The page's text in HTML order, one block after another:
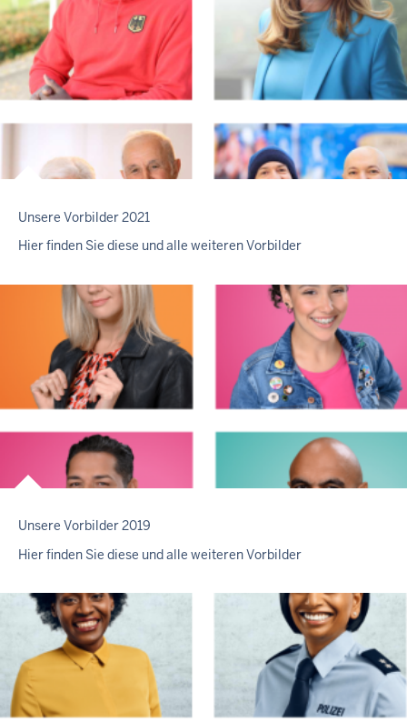
Unsere Vorbilder 2021
Hier finden Sie diese und alle weiteren Vorbilder
Unsere Vorbilder 2019
Hier finden Sie diese und alle weiteren Vorbilder